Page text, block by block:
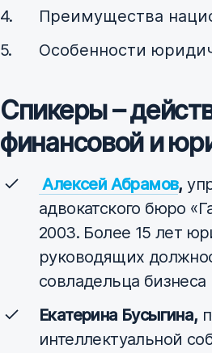
Преимущества
Особенности
Спикеры –
финансовой и
Алексей Абрамов,
адвокатского бюро
2003. Более 15 лет
руководящих
совладельца бизнеса
Екатерина Бусыгина,
интеллектуальной